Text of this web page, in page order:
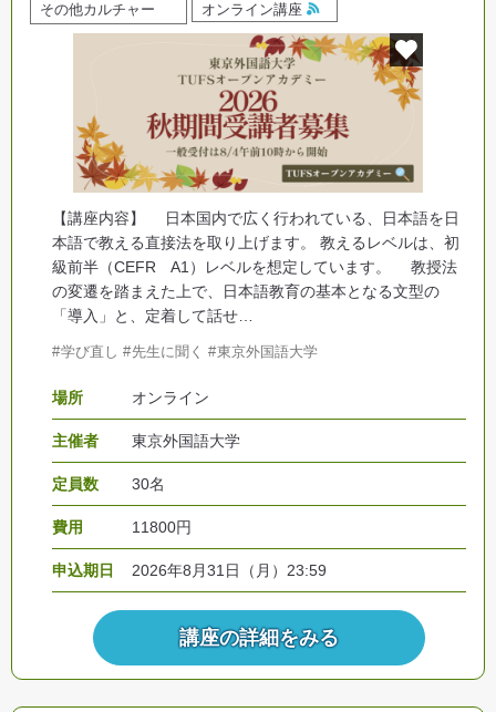
その他カルチャー オンライン講座
【講座内容】 日本国内で広く行われている、日本語を日
本語で教える直接法を取り上げます。 教えるレベルは、初
級前半（CEFR A1）レベルを想定しています。 教授法
の変遷を踏まえた上で、日本語教育の基本となる文型の
「導入」と、定着して話せ…
学び直し 先生に聞く 東京外国語大学
場所 オンライン
主催者 東京外国語大学
定員数 30名
費用 11800円
申込期日 2026年8月31日（月）23:59
講座の詳細をみる